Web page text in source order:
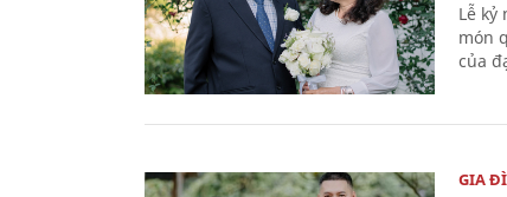
Lễ kỷ
món
của
GIA